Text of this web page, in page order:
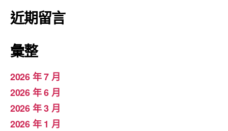
近期留言
彙整
2026 年 7 月
2026 年 6 月
2026 年 3 月
2026 年 1 月